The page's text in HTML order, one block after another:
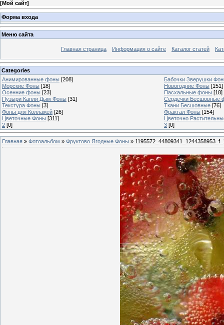
[Мой сайт]
Форма входа
Меню сайта
Главная страница Информация о сайте Каталог статей
Categories
Анимированные фоны [208]
Бабочки Зверушки
Морские Фоны [18] Новогодние Фоны [151]
Осенние фоны [23] Пасхальные фоны [18]
Пузыри Капли Дым Фоны [31]
Сердечки Бесшовные
Текстура Фоны [3] Ткани Бесшовные [76]
Фоны для Коллажей [26] Фрактал Фоны [154]
Цветочные Фоны [311]
Цветочно
2 [0] 3 [0]
Главная » Фотоальбом » Фруктово Ягодные Фоны »